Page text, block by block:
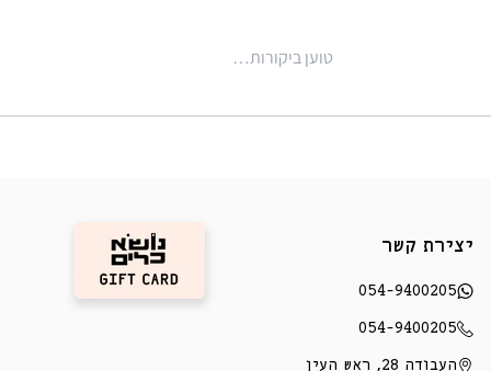
טוען ביקורות…
יצירת קשר
054-9400205
054-9400205
העבודה 28, ראש העין